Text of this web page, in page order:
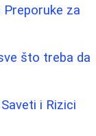
Preporuke za
što treba da
i Rizici